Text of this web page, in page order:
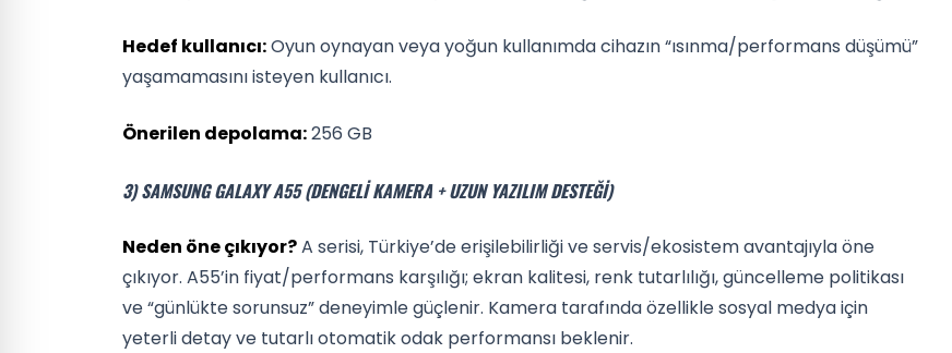
Hedef kullanıcı:Oyun oynayan veya yoğun kullanımda cihazın “ısınma/performans düşümü”
yaşamamasını isteyen kullanıcı.
Önerilen depolama:256 GB
3) SAMSUNG GALAXY A55 (DENGELI KAMERA + UZUN YAZILIM DESTEĞI)
Neden öne çıkıyor?A serisi, Türkiye’de erişilebilirliği ve servis/ekosistem avantajıyla öne
çıkıyor. A55’in fiyat/performans karşılığı; ekran kalitesi, renk tutarlılığı, güncelleme politikası
ve “günlükte sorunsuz” deneyimle güçlenir. Kamera tarafında özellikle sosyal medya için
yeterli detay ve tutarlı otomatik odak performansı beklenir.